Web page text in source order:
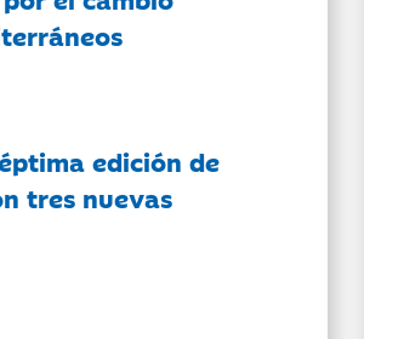
edición de
tres nuevas